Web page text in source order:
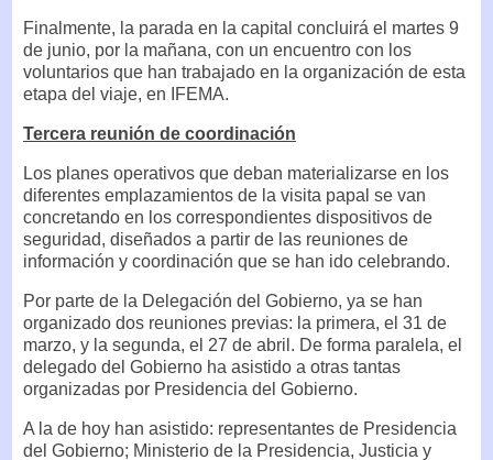
Finalmente, la parada en la capital concluirá el martes 9
de junio, por la mañana, con un encuentro con los
voluntarios que han trabajado en la organización de esta
etapa del viaje, en IFEMA.
Tercera reunión de coordinación
Los planes operativos que deban materializarse en los
diferentes emplazamientos de la visita papal se van
concretando en los correspondientes dispositivos de
seguridad, diseñados a partir de las reuniones de
información y coordinación que se han ido celebrando.
Por parte de la Delegación del Gobierno, ya se han
organizado dos reuniones previas: la primera, el 31 de
marzo, y la segunda, el 27 de abril. De forma paralela, el
delegado del Gobierno ha asistido a otras tantas
organizadas por Presidencia del Gobierno.
A la de hoy han asistido: representantes de Presidencia
del Gobierno; Ministerio de la Presidencia, Justicia y